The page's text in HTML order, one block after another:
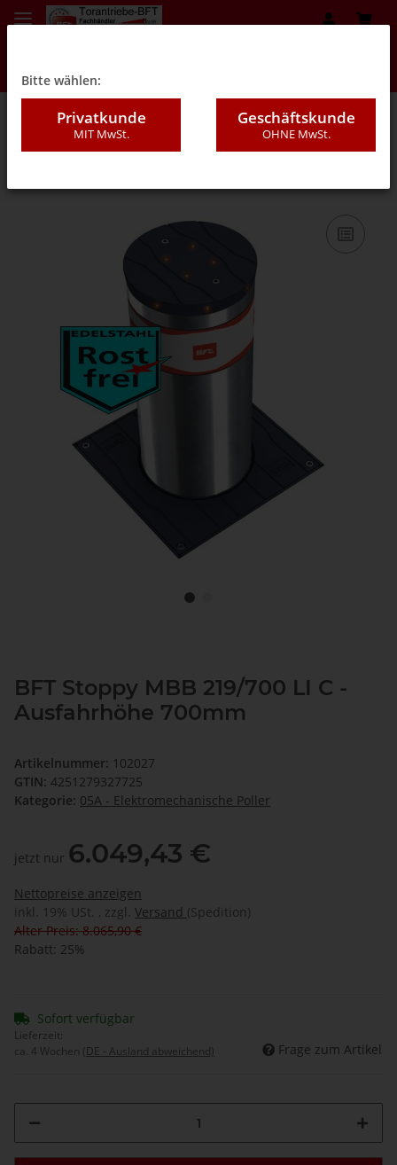
05A - Elektromechanische Poller
BFT Stoppy MBB 219/700 LI C -
Ausfahrhöhe 700mm
Artikelnummer: 102027
GTIN: 4251279327725
Kategorie: 05A - Elektromechanische Poller
jetzt nur 6.049,43 €
Nettopreise anzeigen
inkl. 19% USt. , zzgl. Versand (Spedition)
Alter Preis: 8.065,90 €
Rabatt: 25%
Sofort verfügbar
Lieferzeit:
ca. 4 Wochen (DE - Ausland abweichend) Frage zum Artikel
Bitte wählen:
Privatkunde
MIT MwSt.
Geschäftskunde
OHNE MwSt.